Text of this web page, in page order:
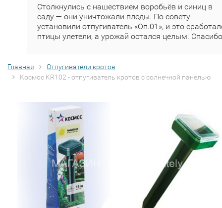
Столкнулись с нашествием воробьёв и синиц в
саду — они уничтожали плоды. По совету
установили отпугиватель «Оп.01», и это
птицы улетели, а урожай остался целым.
Главная
Отпугиватели кротов
Космос KR102 - отпугиватель кротов с солнечной панелью